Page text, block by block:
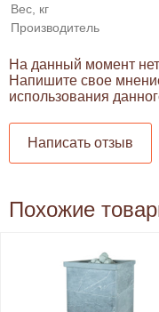
Вес, кг
Производитель
На данный момент
Напишите свое
использования
Написать отзыв
Похожие